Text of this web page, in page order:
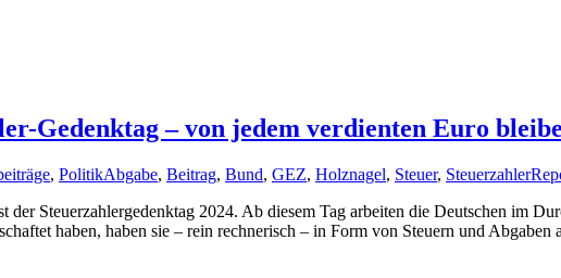
Gedenktag – von jedem verdienten Euro
, PolitikAbgabe, Beitrag, Bund, GEZ, Holznagel, Steuer, Steuerzahler
der Steuerzahlergedenktag 2024. Ab diesem Tag arbeiten die Deutschen im
haben, haben sie – rein rechnerisch – in Form von Steuern und Abgaben